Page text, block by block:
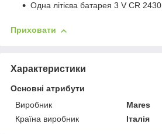
Одна літієва батарея 3 V CR 2430
Приховати
Характеристики
Основні атрибути
Виробник
Mares
Країна виробник
Італія